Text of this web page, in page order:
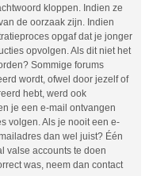
kloppen. Indien ze
de oorzaak zijn. Indien
opgaf dat je jonger
opvolgen. Als dit niet het
Sommige forums
wordt, ofwel door jezelf of
hebt, werd ook
je een e-mail ontvangen
volgen. Als je nooit een e-
dan wel juist? Één
valse accounts te doen
was, neem dan contact